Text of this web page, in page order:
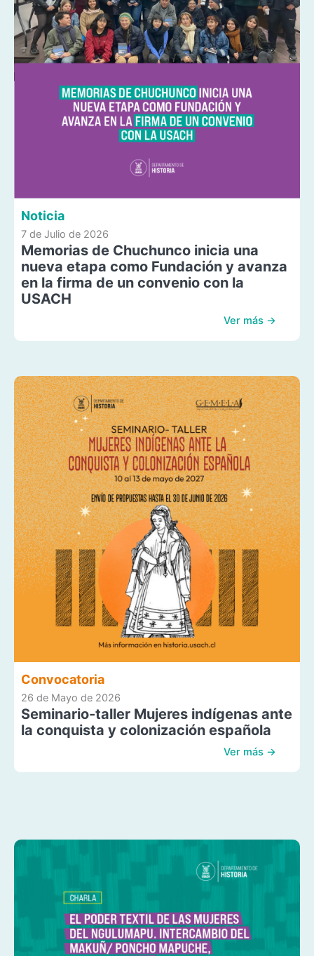
Noticia
7 de Julio de 2026
Memorias de Chuchunco inicia una
nueva etapa como Fundación y avanza
en la firma de un convenio con la
USACH
Ver más →
Convocatoria
26 de Mayo de 2026
Seminario-taller Mujeres indígenas ante
la conquista y colonización española
Ver más →